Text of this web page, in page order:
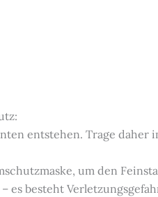
entstehen. Trage daher
um den
besteht